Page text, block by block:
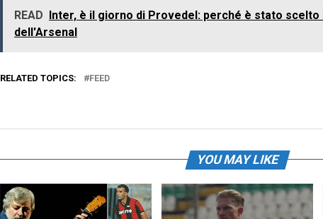
READ Inter, è il giorno di Provedel: perché è stato
dell'Arsenal
RELATED TOPICS: FEED
YOU MAY LIKE